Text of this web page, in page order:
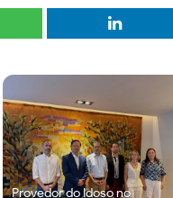
Provedor do Idoso no